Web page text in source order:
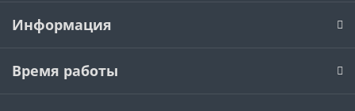
Информация
Время работы